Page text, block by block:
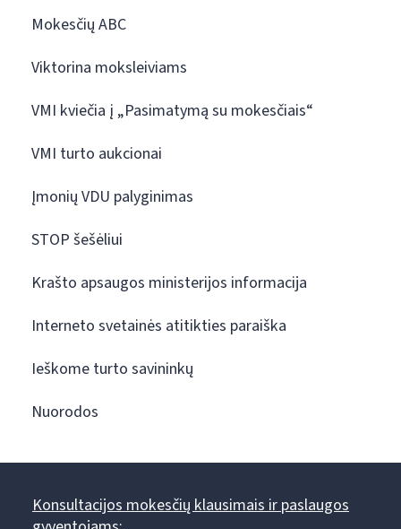
Mokesčių ABC
Viktorina moksleiviams
VMI kviečia į „Pasimatymą su mokesčiais“
VMI turto aukcionai
Įmonių VDU palyginimas
STOP šešėliui
Krašto apsaugos ministerijos informacija
Interneto svetainės atitikties paraiška
Ieškome turto savininkų
Nuorodos
Konsultacijos mokesčių klausimais ir paslaugos